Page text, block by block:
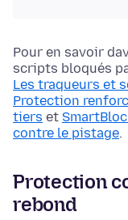
Pour en savoir
scripts bloqués
Les traqueurs et
Protection
tiers et
contre le pistage.
Protection
rebond